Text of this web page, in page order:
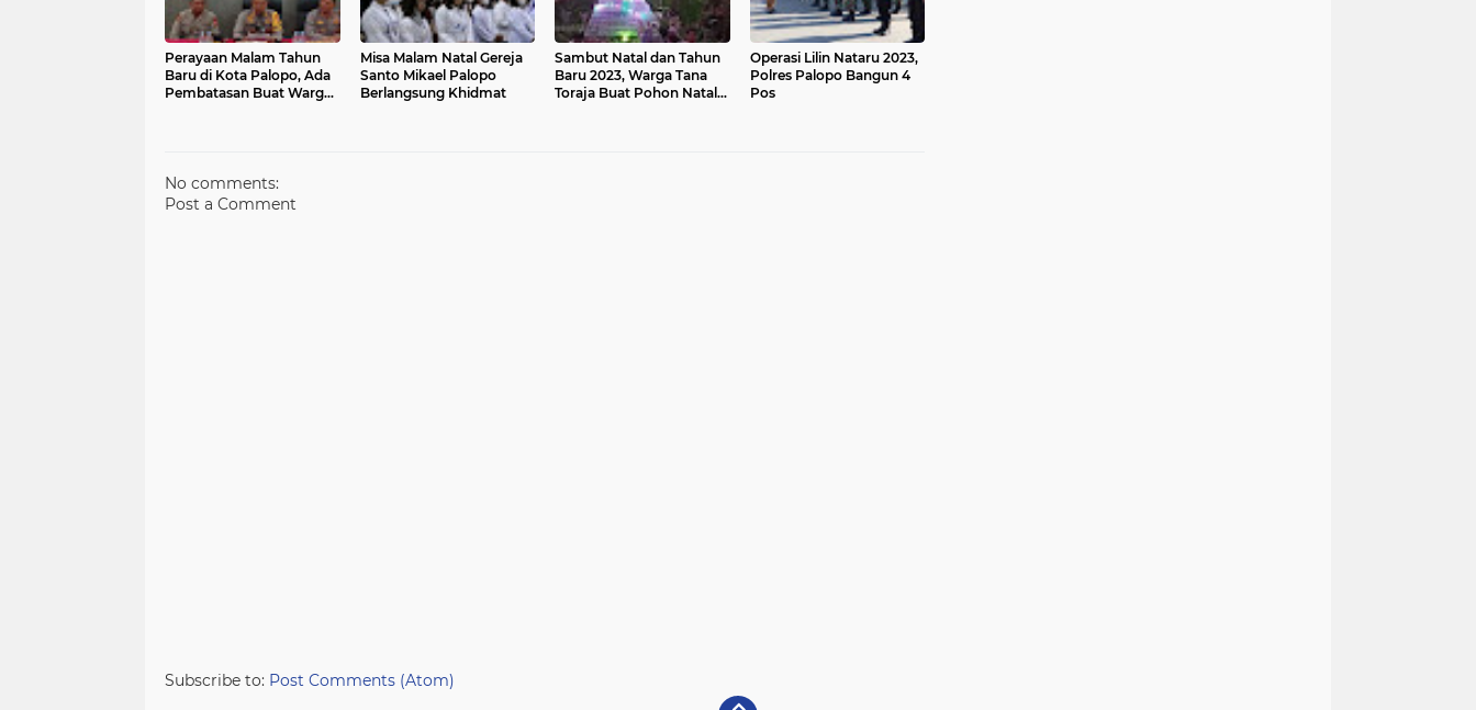
Perayaan Malam Tahun
Baru di Kota Palopo, Ada
Pembatasan Buat Warga
Misa Malam Natal Gereja
Santo Mikael Palopo
Berlangsung Khidmat
Sambut Natal dan Tahun
Baru 2023, Warga Tana
Toraja Buat Pohon Natal
Operasi Lilin Nataru 2023,
Polres Palopo Bangun 4
Pos
No comments:
Post a Comment
Subscribe to: Post Comments (Atom)